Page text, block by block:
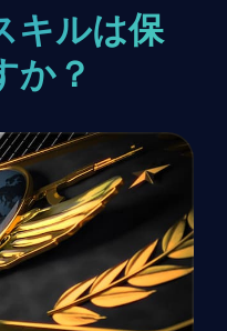
キルは保
か？